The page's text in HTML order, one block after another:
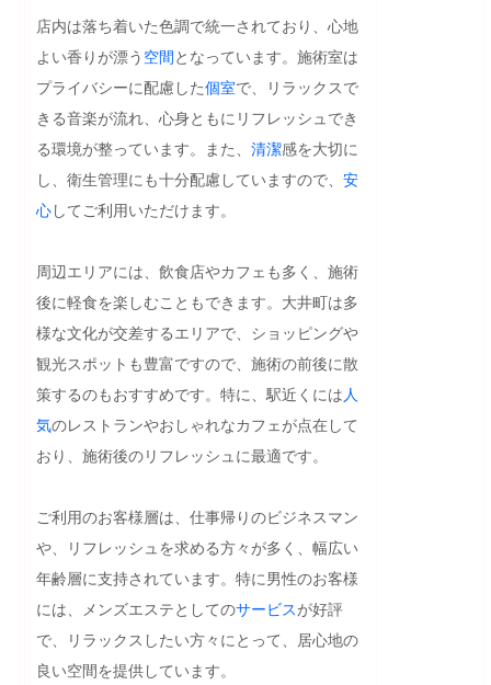
店内は落ち着いた色調で統一されており、心地
よい香りが漂う 空間 となっています。施術室は
プライバシーに配慮した個室で、リラックスで
きる音楽が流れ、心身ともにリフレッシュでき
る環境が整っています。また、 清潔感を大切に
し、衛生管理にも十分配慮していますので、 安
心してご利用いただけます。
周辺エリアには、飲食店やカフェも多く、施術
後に軽食を楽しむこともできます。大井町は多
様な文化が交差するエリアで、ショッピングや
観光スポットも豊富ですので、施術の前後に散
策するのもおすすめです。特に、駅近くには 人
気のレストランやおしゃれなカフェが点在して
おり、施術後のリフレッシュに最適です。
ご利用のお客様層は、仕事帰りのビジネスマン
や、リフレッシュを求める方々が多く、幅広い
年齢層に支持されています。特に男性のお客様
には、メンズエステとしてのサービスが好評
で、リラックスしたい方々にとって、居心地の
良い空間を提供しています。